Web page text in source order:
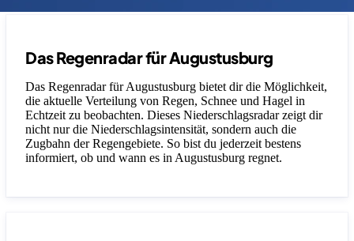
Das Regenradar für Augustusburg
Das Regenradar für Augustusburg bietet dir die Möglichkeit,
die aktuelle Verteilung von Regen, Schnee und Hagel in
Echtzeit zu beobachten. Dieses Niederschlagsradar zeigt dir
nicht nur die Niederschlagsintensität, sondern auch die
Zugbahn der Regengebiete. So bist du jederzeit bestens
informiert, ob und wann es in Augustusburg regnet.